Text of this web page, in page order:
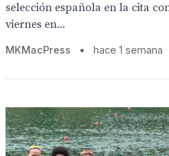
selección española en la cita
viernes en...
MKMacPress • hace 1 semana